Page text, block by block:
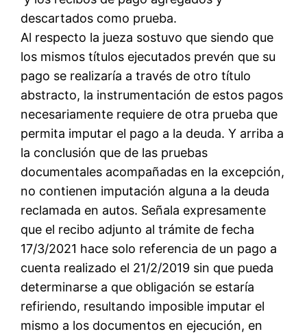
descartados como prueba.
Al respecto la jueza sostuvo que siendo que
los mismos títulos ejecutados prevén que su
pago se realizaría a través de otro título
abstracto, la instrumentación de estos pagos
necesariamente requiere de otra prueba que
permita imputar el pago a la deuda. Y arriba a
la conclusión que de las pruebas
documentales acompañadas en la excepción,
no contienen imputación alguna a la deuda
reclamada en autos. Señala expresamente
que el recibo adjunto al trámite de fecha
17/3/2021 hace solo referencia de un pago a
cuenta realizado el 21/2/2019 sin que pueda
determinarse a que obligación se estaría
refiriendo, resultando imposible imputar el
mismo a los documentos en ejecución, en